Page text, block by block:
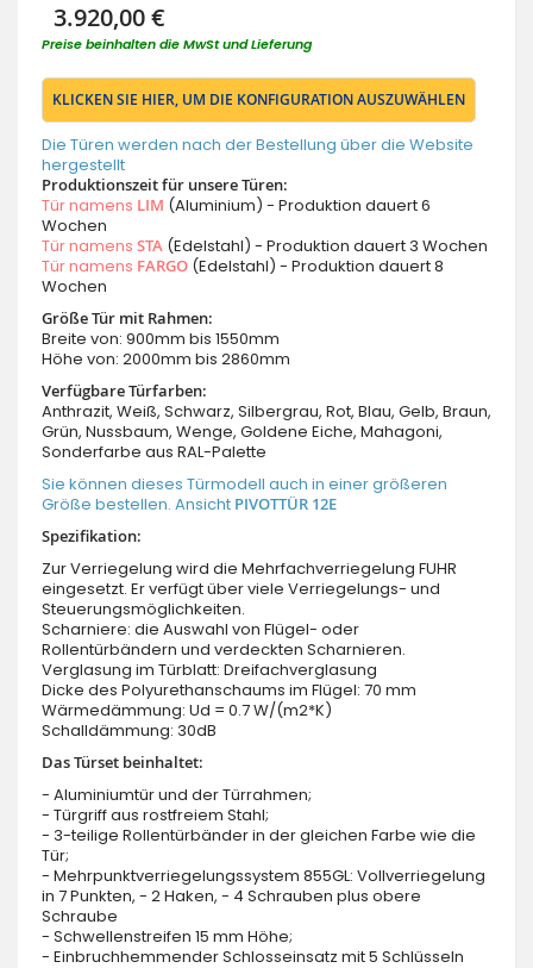
3.920,00 €
Preise beinhalten die MwSt und Lieferung
KLICKEN SIE HIER, UM DIE KONFIGURATION AUSZUWÄHLEN
Die Türen werden nach der Bestellung über die Website
hergestellt
Produktionszeit für unsere Türen:
Tür namens LIM (Aluminium) - Produktion dauert 6
Wochen
Tür namens STA (Edelstahl) - Produktion dauert 3 Wochen
Tür namens FARGO (Edelstahl) - Produktion dauert 8
Wochen
Größe Tür mit Rahmen:
Breite von: 900mm bis 1550mm
Höhe von: 2000mm bis 2860mm
Verfügbare Türfarben:
Anthrazit, Weiß, Schwarz, Silbergrau, Rot, Blau, Gelb, Braun,
Grün, Nussbaum, Wenge, Goldene Eiche, Mahagoni,
Sonderfarbe aus RAL-Palette
Sie können dieses Türmodell auch in einer größeren
Größe bestellen. Ansicht PIVOTTÜR 12E
Spezifikation:
Zur Verriegelung wird die Mehrfachverriegelung FUHR
eingesetzt. Er verfügt über viele Verriegelungs- und
Steuerungsmöglichkeiten.
Scharniere: die Auswahl von Flügel- oder
Rollentürbändern und verdeckten Scharnieren.
Verglasung im Türblatt: Dreifachverglasung
Dicke des Polyurethanschaums im Flügel: 70 mm
Wärmedämmung: Ud = 0.7 W/(m2*K)
Schalldämmung: 30dB
Das Türset beinhaltet:
- Aluminiumtür und der Türrahmen;
- Türgriff aus rostfreiem Stahl;
- 3-teilige Rollentürbänder in der gleichen Farbe wie die
Tür;
- Mehrpunktverriegelungssystem 855GL: Vollverriegelung
in 7 Punkten, - 2 Haken, - 4 Schrauben plus obere
Schraube
- Schwellenstreifen 15 mm Höhe;
- Einbruchhemmender Schlosseinsatz mit 5 Schlüsseln